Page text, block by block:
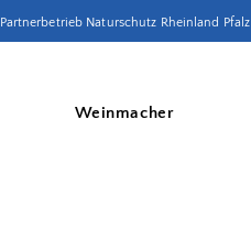
Partnerbetrieb Naturschutz Rheinland Pfalz
Weinmacher